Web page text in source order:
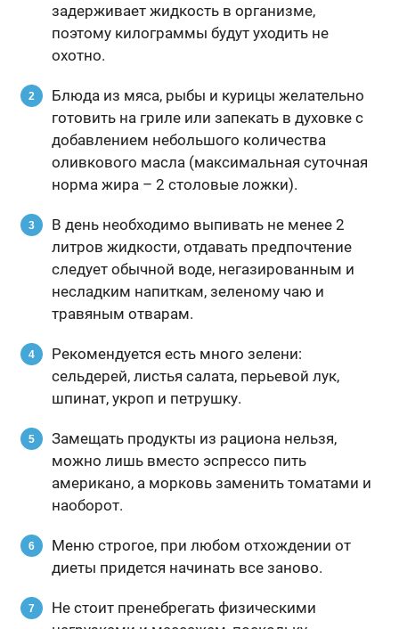
задерживает жидкость в организме,
поэтому килограммы будут уходить не
охотно.
Блюда из мяса, рыбы и курицы желательно
готовить на гриле или запекать в духовке с
добавлением небольшого количества
оливкового масла (максимальная суточная
норма жира – 2 столовые ложки).
В день необходимо выпивать не менее 2
литров жидкости, отдавать предпочтение
следует обычной воде, негазированным и
несладким напиткам, зеленому чаю и
травяным отварам.
Рекомендуется есть много зелени:
сельдерей, листья салата, перьевой лук,
шпинат, укроп и петрушку.
Замещать продукты из рациона нельзя,
можно лишь вместо эспрессо пить
американо, а морковь заменить томатами и
наоборот.
Меню строгое, при любом отхождении от
диеты придется начинать все заново.
Не стоит пренебрегать физическими